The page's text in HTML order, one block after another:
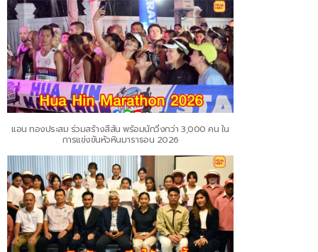
แอน ทองประสม ร่วมสร้างสีสัน พร้อมนักวิ่งกว่า 3,000 คน ใน
การแข่งขันหัวหินมาราธอน 2026